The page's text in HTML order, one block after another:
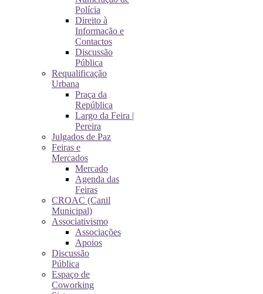
Polícia
Direito à
Informação e
Contactos
Discussão
Pública
Requalificação
Urbana
Praça da
República
Largo da Feira |
Pereira
Julgados de Paz
Feiras e
Mercados
Mercado
Agenda das
Feiras
CROAC (Canil
Municipal)
Associativismo
Associações
Apoios
Discussão
Pública
Espaço de
Coworking